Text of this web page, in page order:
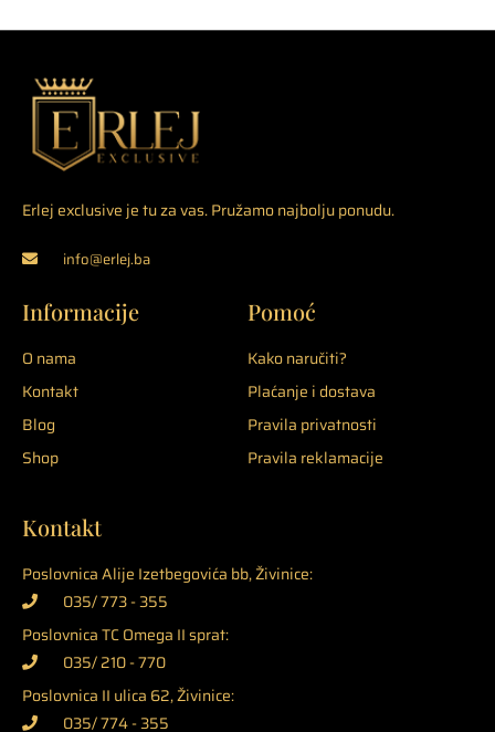
Erlej exclusive je tu za vas. Pružamo najbolju ponudu.
info@erlej.ba
Informacije
O nama
Kontakt
Blog
Shop
Pomoć
Kako naručiti?
Plaćanje i dostava
Pravila privatnosti
Pravila reklamacije
Kontakt
Poslovnica Alije Izetbegovića bb, Živinice:
035/ 773 - 355
Poslovnica TC Omega II sprat:
035/ 210 - 770
Poslovnica II ulica 62, Živinice:
035/ 774 - 355